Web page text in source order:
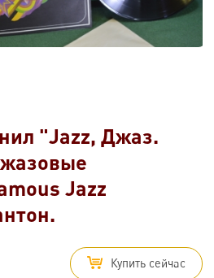
"Jazz, Джаз.
Jazz
Купить сейчас